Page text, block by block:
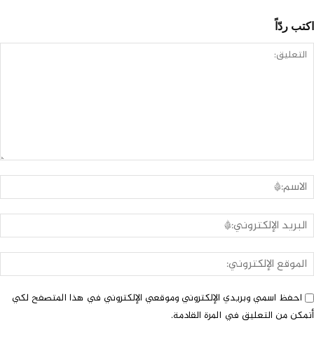
اكتب ردّاً
احفظ اسمي وبريدي الإلكتروني وموقعي الإلكتروني في هذا المتصفح لكي
أتمكن من التعليق في المرة القادمة.